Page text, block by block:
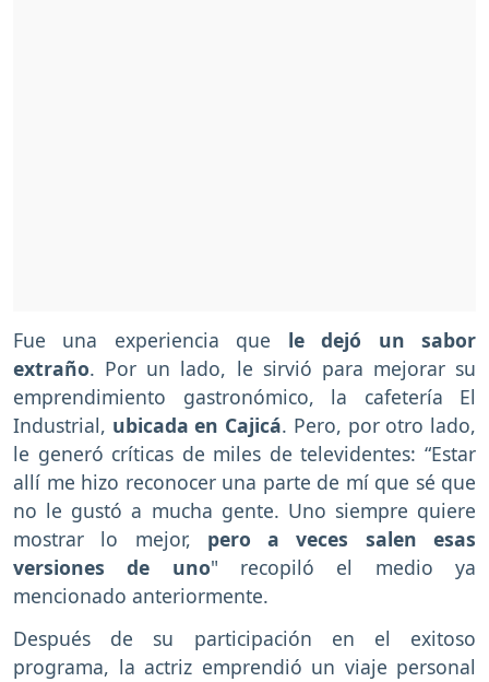
Fue una experiencia que le dejó un sabor
extraño. Por un lado, le sirvió para mejorar su
emprendimiento gastronómico, la cafetería El
Industrial, ubicada en Cajicá. Pero, por otro lado,
le generó críticas de miles de televidentes: “Estar
allí me hizo reconocer una parte de mí que sé que
no le gustó a mucha gente. Uno siempre quiere
mostrar lo mejor, pero a veces salen esas
versiones de uno" recopiló el medio ya
mencionado anteriormente.
Después de su participación en el exitoso
programa, la actriz emprendió un viaje personal